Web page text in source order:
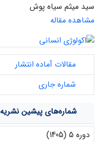
سید میثم سیاه پوش
مشاهده مقاله
مقالات آماده انتشار
شماره جاری
شماره‌های پیشین نشریه
دوره 5 (1405)